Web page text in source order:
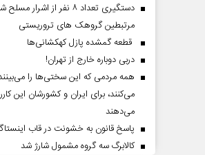
دستگیری تعداد ۸ نفر از
مرتبطین گروهک های تروریستی
قطعه گمشده پازل کهکشانی‌ها
دربی دوباره خارج از تهران!
همه مردمی که این سختی‌ها را
می‌کنند، برای ایران و کشورشان این
می‌دهند
پاسخ قانون به خشونت در قاب
کالابرگ سه گروه مشمول شارژ شد